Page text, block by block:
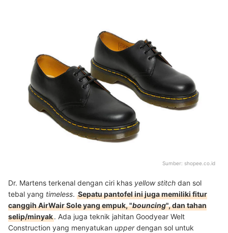
Sumber: shopee.co.id
Dr. Martens terkenal dengan ciri khas yellow stitch dan sol
tebal yang timeless. Sepatu pantofel ini juga memiliki fitur
canggih AirWair Sole yang empuk, "bouncing", dan tahan
selip/minyak. Ada juga teknik jahitan Goodyear Welt
Construction yang menyatukan upperdengan sol untuk